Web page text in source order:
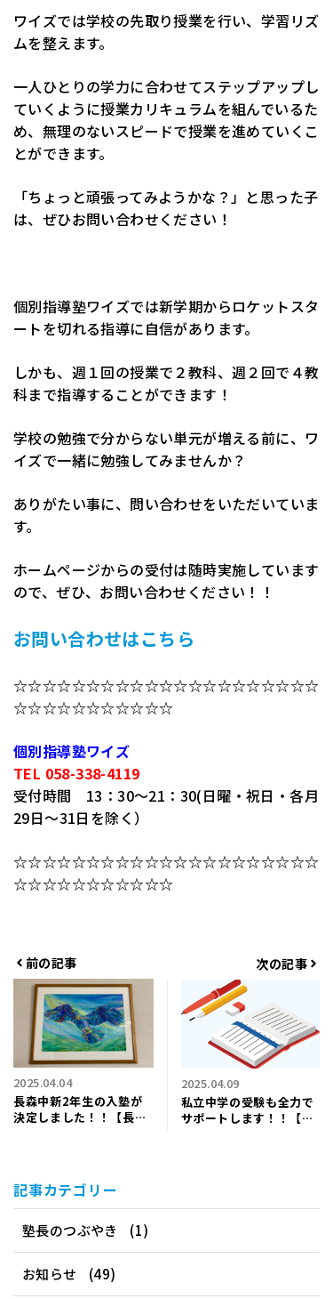
ワイズでは学校の先取り授業を行い、学習リズ
ムを整えます。
一人ひとりの学力に合わせてステップアップし
ていくように授業カリキュラムを組んでいるた
め、無理のないスピードで授業を進めていくこ
とができます。
「ちょっと頑張ってみようかな？」と思った子
は、ぜひお問い合わせください！
個別指導塾ワイズでは新学期からロケットスタ
ートを切れる指導に自信があります。
しかも、週１回の授業で２教科、週２回で４教
科まで指導することができます！
学校の勉強で分からない単元が増える前に、ワ
イズで一緒に勉強してみませんか？
ありがたい事に、問い合わせをいただいていま
す。
ホームページからの受付は随時実施しています
ので、ぜひ、お問い合わせください！！
お問い合わせはこちら
☆☆☆☆☆☆☆☆☆☆☆☆☆☆☆☆☆☆☆☆☆
☆☆☆☆☆☆☆☆☆☆☆
個別指導塾ワイズ
TEL 058-338-4119
受付時間 13：30～21：30(日曜・祝日・各月
29日～31日を除く）
☆☆☆☆☆☆☆☆☆☆☆☆☆☆☆☆☆☆☆☆☆
☆☆☆☆☆☆☆☆☆☆☆
前の記事
2025.04.04
長森中新2年生の入塾が
決定しました！！【長森
次の記事
2025.04.09
私立中学の受験も全力で
サポートします！！【長
記事カテゴリー
塾長のつぶやき (1)
お知らせ (49)